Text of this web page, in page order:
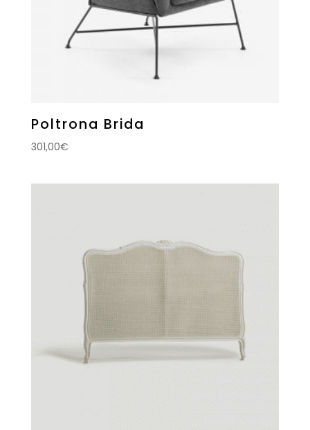
Poltrona Brida
301,00€